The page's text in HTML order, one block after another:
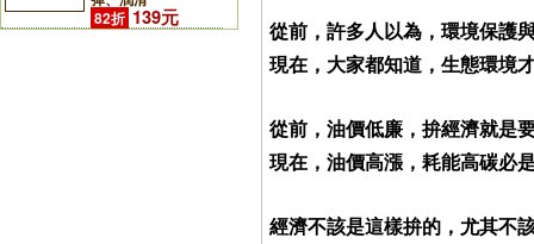
82折 139元
從前，許多人以為，環境保護
現在，大家都知道，生態環境
從前，油價低廉，拚經濟就是
現在，油價高漲，耗能高碳必
經濟不該是這樣拚的，尤其不